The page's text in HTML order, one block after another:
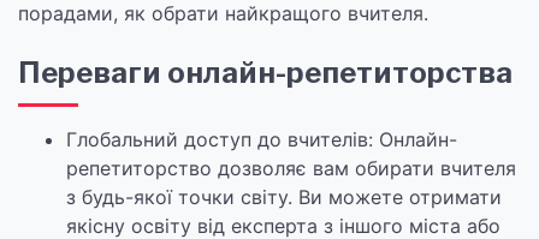
порадами, як обрати найкращого вчителя.
Переваги онлайн-репетиторства
Глобальний доступ до вчителів: Онлайн-
репетиторство дозволяє вам обирати вчителя
з будь-якої точки світу. Ви можете отримати
якісну освіту від експерта з іншого міста або